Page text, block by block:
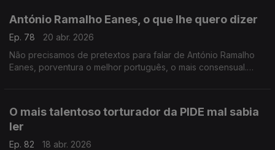
António Ramalho Eanes, o que lhe quero dizer
Ep. 78
20 abr. 2026
Não precisamos de pretextos para falar de António Ramalho
Eanes, porventura o melhor português, o mais consensual.
O mais talentoso torturador da PIDE mal sabia
ler
Ep. 82
18 abr. 2026